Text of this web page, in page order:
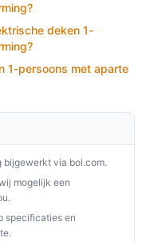
prijzen op
wat perfect
deken 1-
1-persoons met aparte
bijgewerkt via bol.com.
mogelijk een
specificaties en